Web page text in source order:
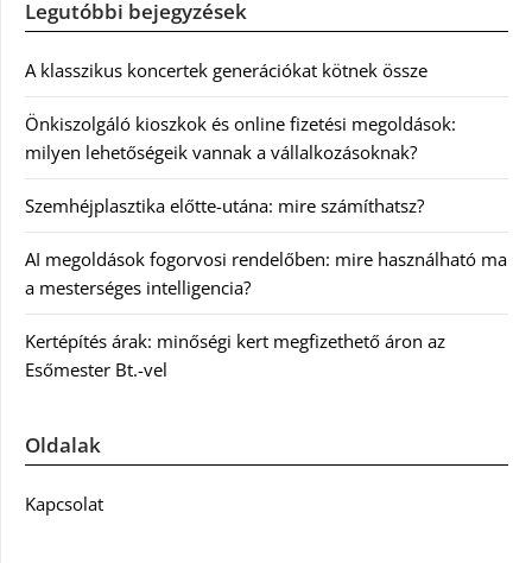
Legutóbbi bejegyzések
A klasszikus koncertek generációkat kötnek össze
Önkiszolgáló kioszkok és online fizetési megoldások:
milyen lehetőségeik vannak a vállalkozásoknak?
Szemhéjplasztika előtte-utána: mire számíthatsz?
AI megoldások fogorvosi rendelőben: mire használható ma
a mesterséges intelligencia?
Kertépítés árak: minőségi kert megfizethető áron az
Esőmester Bt.-vel
Oldalak
Kapcsolat